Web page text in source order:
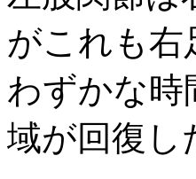
がこれも右
わずかな時
域が回復し